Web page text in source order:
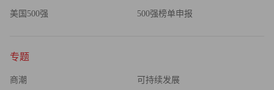
美国500强 500强榜单申报
专题
商潮 可持续发展